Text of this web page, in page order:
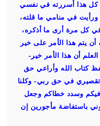
كل هذا أسررته في نفسي
في منامي ما قلته،
كل مرة أرى ما أذكره،
يتم هذا الأمر على خير
أن هذا الأمر خير-
كتاب الله وأراعي حق
في حق ربي- وكلنا
فيكم وسدد خطاكم وجعل
باستفاضة مأجورين إن